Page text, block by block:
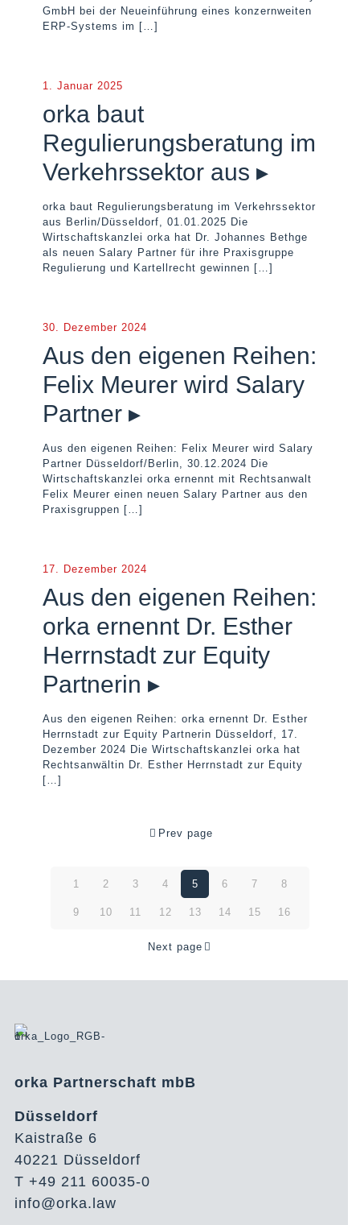
GmbH bei der Neueinführung eines konzernweiten
ERP-Systems im […]
1. Januar 2025
orka baut
Regulierungsberatung im
Verkehrssektor aus ▸
orka baut Regulierungsberatung im Verkehrssektor
aus Berlin/Düsseldorf, 01.01.2025 Die
Wirtschaftskanzlei orka hat Dr. Johannes Bethge
als neuen Salary Partner für ihre Praxisgruppe
Regulierung und Kartellrecht gewinnen […]
30. Dezember 2024
Aus den eigenen Reihen:
Felix Meurer wird Salary
Partner ▸
Aus den eigenen Reihen: Felix Meurer wird Salary
Partner Düsseldorf/Berlin, 30.12.2024 Die
Wirtschaftskanzlei orka ernennt mit Rechtsanwalt
Felix Meurer einen neuen Salary Partner aus den
Praxisgruppen […]
17. Dezember 2024
Aus den eigenen Reihen:
orka ernennt Dr. Esther
Herrnstadt zur Equity
Partnerin ▸
Aus den eigenen Reihen: orka ernennt Dr. Esther
Herrnstadt zur Equity Partnerin Düsseldorf, 17.
Dezember 2024 Die Wirtschaftskanzlei orka hat
Rechtsanwältin Dr. Esther Herrnstadt zur Equity
[…]
Prev page
1 2 3 4 5 6 7 8
9 10 11 12 13 14 15 16
Next page
orka Partnerschaft mbB
Düsseldorf
Kaistraße 6
40221 Düsseldorf
T +49 211 60035-0
info@orka.law